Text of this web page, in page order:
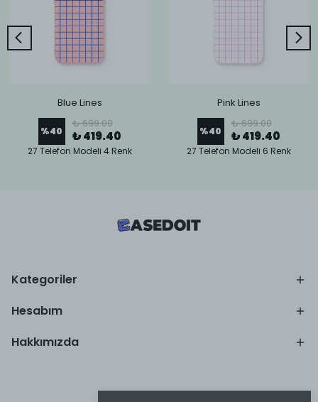
Blue Lines
%40
₺ 699.00
₺ 419.40
27 Telefon Modeli 4 Renk
Pink Lines
%40
₺ 699.00
₺ 419.40
27 Telefon Modeli 6 Renk
Kategoriler
Hesabım
Hakkımızda